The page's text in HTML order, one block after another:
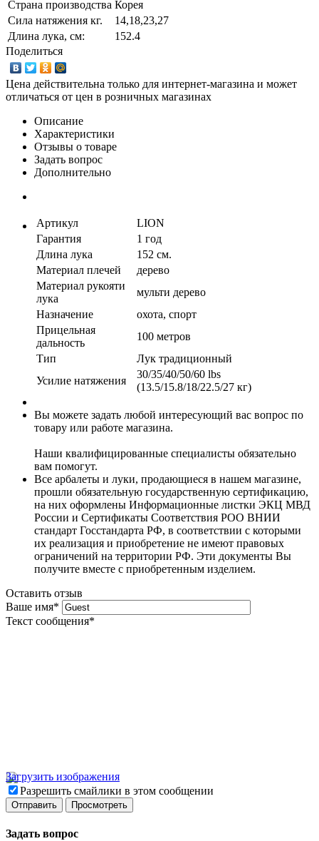
Страна производства Корея
Сила натяжения кг.
14,18,23,27
Длина лука, см:
152.4
Поделиться
Цена действительна только для интернет-магазина и может
отличаться от цен в розничных магазинах
Описание
Характеристики
Отзывы о товаре
Задать вопрос
Дополнительно
Артикул
LION
Гарантия
1 год
Длина лука
152 см.
Материал плечей
дерево
Материал рукояти
лука
мульти дерево
Назначение
охота, спорт
Прицельная
дальность
100 метров
Тип
Лук традиционный
Усилие натяжения
30/35/40/50/60 lbs
(13.5/15.8/18/22.5/27 кг)
Вы можете задать любой интересующий вас вопрос по
товару или работе магазина.
Наши квалифицированные специалисты обязательно
вам помогут.
Все арбалеты и луки, продающиеся в нашем магазине,
прошли обязательную государственную сертификацию,
на них оформлены Информационные листки ЭКЦ МВД
России и Сертификаты Соответствия РОО ВНИИ
стандарт Госстандарта РФ, в соответствии с которыми
их реализация и приобретение не имеют правовых
ограничений на территории РФ. Эти документы Вы
получите вместе с приобретенным изделием.
Оставить отзыв
Ваше имя*
Текст сообщения*
Загрузить изображения
Разрешить смайлики в этом сообщении
Задать вопрос